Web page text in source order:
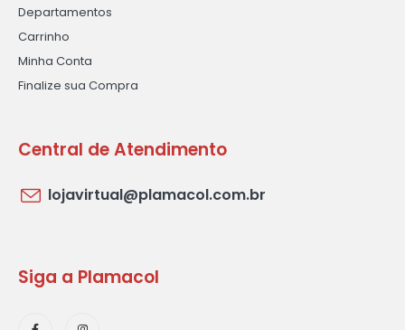
Departamentos
Carrinho
Minha Conta
Finalize sua Compra
Central de Atendimento
lojavirtual@plamacol.com.br
Siga a Plamacol